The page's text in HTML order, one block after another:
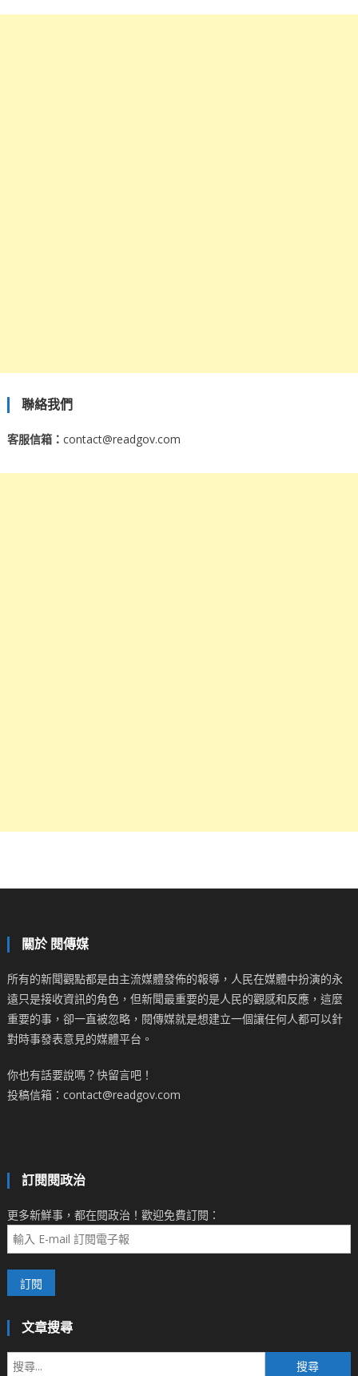
聯絡我們
客服信箱： contact@readgov.com
關於 閱傳媒
所有的新聞觀點都是由主流媒體發佈的報導，人民在媒體中扮演的永
遠只是接收資訊的角色，但新聞最重要的是人民的觀感和反應，這麼
重要的事，卻一直被忽略，閱傳媒就是想建立一個讓任何人都可以針
對時事發表意見的媒體平台。
你也有話要說嗎？快留言吧！
投稿信箱：contact@readgov.com
訂閱閱政治
更多新鮮事，都在閱政治！歡迎免費訂閱：
文章搜尋